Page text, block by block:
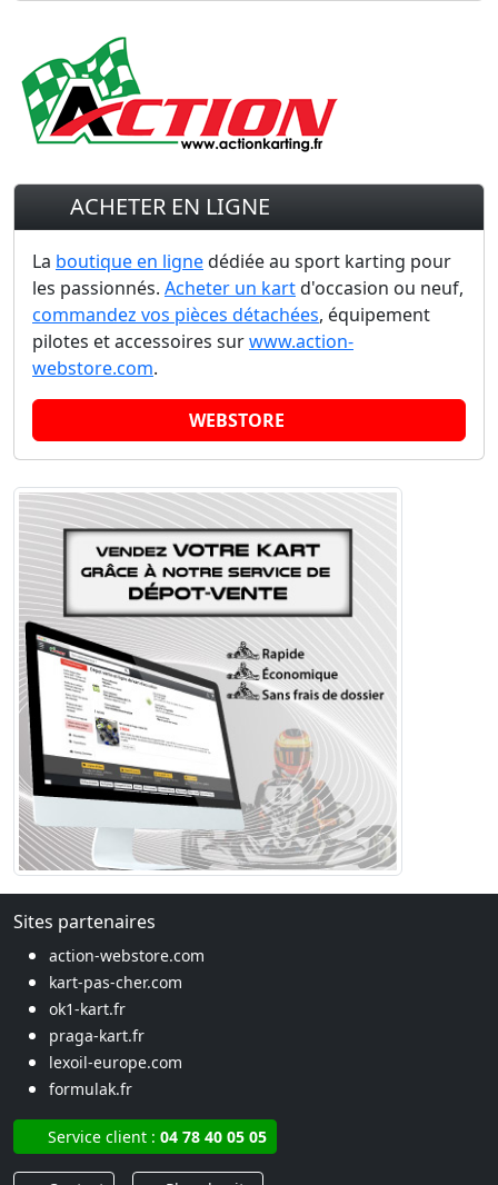
ACHETER EN LIGNE
La boutique en lignedédiée au sport karting pour
les passionnés. Acheter un kartd'occasion ou neuf,
commandez vos pièces détachées, équipement
pilotes et accessoires surwww.action-
webstore.com.
WEBSTORE
Sites partenaires
action-webstore.com
kart-pas-cher.com
ok1-kart.fr
praga-kart.fr
lexoil-europe.com
formulak.fr
Service client : 04 78 40 05 05